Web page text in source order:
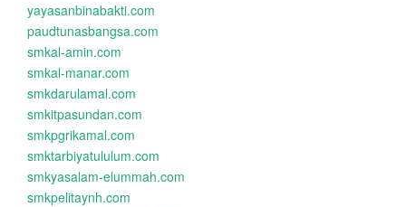
yayasanbinabakti.com
paudtunasbangsa.com
smkal-amin.com
smkal-manar.com
smkdarulamal.com
smkitpasundan.com
smkpgrikamal.com
smktarbiyatululum.com
smkyasalam-elummah.com
smkpelitaynh.com